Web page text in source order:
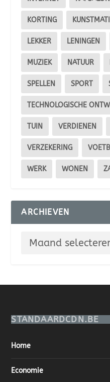
KORTING
LEKKER LENINGEN
MUZIEK NATUUR
SPELLEN SPORT
TECHNOLOGISCHE
TUIN VERDIENEN
VERZEKERING
WERK WONEN
ARCHIEVEN
STANDAARDCDN.BE
Home
Economie